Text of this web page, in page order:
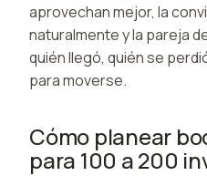
aprovechan mejor, la
naturalmente y la pareja
quién llegó, quién se
para moverse.
Cómo planear
para 100 a 200